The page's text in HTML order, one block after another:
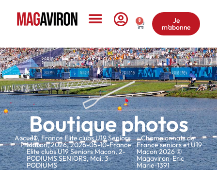
0 Je
m'abonne
Boutique photos
Accueil
»
Photos
»10,France Elite clubs U19 Seniors
Macon,2026,2026-05-10-France
Elite clubs U19 Seniors Macon,2-
PODIUMS SENIORS,Mai,3-
PODIUMS
» Championnats de
France seniors et U19
Macon 2026 ©
Magaviron-Eric
Marie-1391